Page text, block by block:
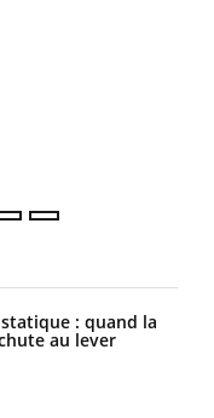
: quand la
au lever